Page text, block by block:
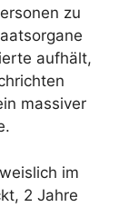
zu
aufhält,
massiver
im
2 Jahre